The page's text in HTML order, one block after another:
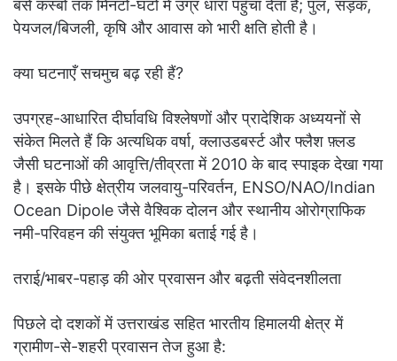
बसे कस्बों तक मिनटों-घंटों में उग्र धारा पहुँचा देता है; पुल, सड़क,
पेयजल/बिजली, कृषि और आवास को भारी क्षति होती है।
क्या घटनाएँ सचमुच बढ़ रही हैं?
उपग्रह-आधारित दीर्घावधि विश्लेषणों और प्रादेशिक अध्ययनों से
संकेत मिलते हैं कि अत्यधिक वर्षा, क्लाउडबर्स्ट और फ्लैश फ़्लड
जैसी घटनाओं की आवृत्ति/तीव्रता में 2010 के बाद स्पाइक देखा गया
है। इसके पीछे क्षेत्रीय जलवायु-परिवर्तन, ENSO/NAO/Indian
Ocean Dipole जैसे वैश्विक दोलन और स्थानीय ओरोग्राफिक
नमी-परिवहन की संयुक्त भूमिका बताई गई है।
तराई/भाबर-पहाड़ की ओर प्रवासन और बढ़ती संवेदनशीलता
पिछले दो दशकों में उत्तराखंड सहित भारतीय हिमालयी क्षेत्र में
ग्रामीण-से-शहरी प्रवासन तेज हुआ है: